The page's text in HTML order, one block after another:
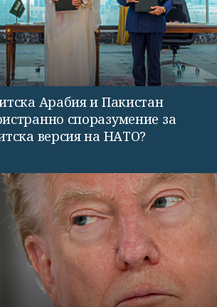
Арабия и Пакистан
споразумение за
версия на НАТО?